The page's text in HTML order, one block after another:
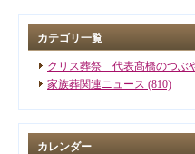
カテゴリ一覧
クリス葬祭 代表髙橋のつぶ
家族葬関連ニュース (810)
カレンダー